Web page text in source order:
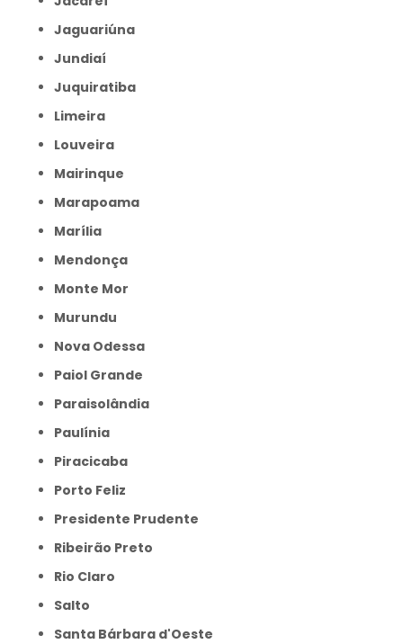
Jaguariúna
Jundiaí
Juquiratiba
Limeira
Louveira
Mairinque
Marapoama
Marília
Mendonça
Monte Mor
Murundu
Nova Odessa
Paiol Grande
Paraisolândia
Paulínia
Piracicaba
Porto Feliz
Presidente Prudente
Ribeirão Preto
Rio Claro
Salto
Santa Bárbara d'Oeste